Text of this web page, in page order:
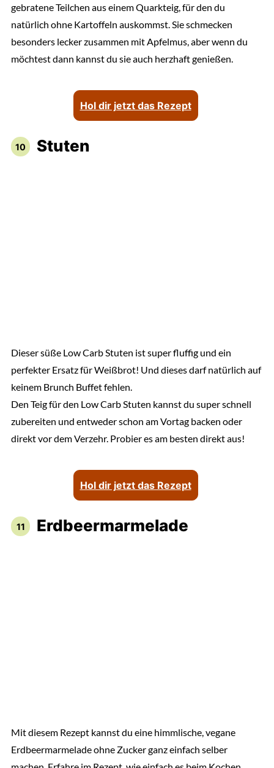
gebratene Teilchen aus einem Quarkteig, für den du
natürlich ohne Kartoffeln auskommst. Sie schmecken
besonders lecker zusammen mit Apfelmus, aber wenn du
möchtest dann kannst du sie auch herzhaft genießen.
Hol dir jetzt das Rezept
Stuten
Dieser süße Low Carb Stuten ist super fluffig und ein
perfekter Ersatz für Weißbrot! Und dieses darf natürlich auf
keinem Brunch Buffet fehlen.
Den Teig für den Low Carb Stuten kannst du super schnell
zubereiten und entweder schon am Vortag backen oder
direkt vor dem Verzehr. Probier es am besten direkt aus!
Hol dir jetzt das Rezept
Erdbeermarmelade
Mit diesem Rezept kannst du eine himmlische, vegane
Erdbeermarmelade ohne Zucker ganz einfach selber